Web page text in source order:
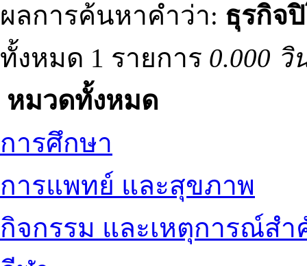
ผลการค้นหาคำว่า: ธุรกิจ
ทั้งหมด 1 รายการ 0.000 วิ
หมวดทั้งหมด
การศึกษา
การแพทย์ และสุขภาพ
กิจกรรม และเหตุการณ์ส